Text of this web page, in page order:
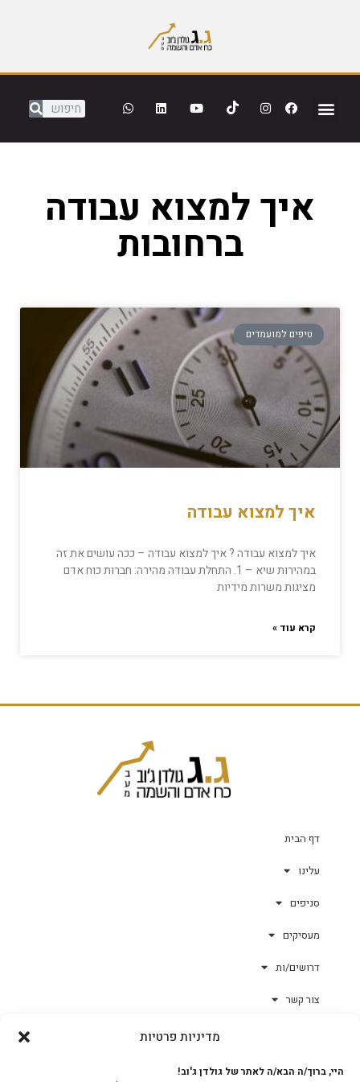
מדיניות פרטיות
היי, ברוך/ה הבא/ה לאתר של גולדן ג'וב!
איך למצוא עבודה
ברחובות
טיפים למועמדים
איך למצוא עבודה
איך למצוא עבודה ? איך למצוא עבודה – ככה עושים את זה
במהירות שיא – 1. התחלת עבודה מהירה: חברות כוח אדם
מציגות משרות מידיות
קרא עוד »
דף הבית
עלינו
סניפים
מעסיקים
דרושים/ות
צור קשר